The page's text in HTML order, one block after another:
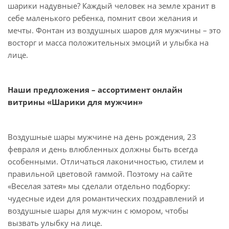
шарики надувные? Каждый человек на земле хранит в
себе маленького ребенка, помнит свои желания и
мечты. Фонтан из воздушных шаров для мужчины – это
восторг и масса положительных эмоций и улыбка на
лице.
Наши предложения – ассортимент онлайн
витрины «Шарики для мужчин»
Воздушные шары мужчине на день рождения, 23
февраля и день влюбленных должны быть всегда
особенными. Отличаться лаконичностью, стилем и
правильной цветовой гаммой. Поэтому на сайте
«Веселая затея» мы сделали отдельно подборку:
чудесные идеи для романтических поздравлений и
воздушные шары для мужчин с юмором, чтобы
вызвать улыбку на лице.